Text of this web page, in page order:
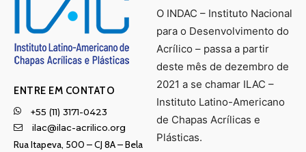
ENTRE EM CONTATO
+55 (11) 3171-0423
ilac@ilac-acrilico.org
Rua Itapeva, 500 – CJ 8A – Bela
O INDAC – Instituto Nacional
para o Desenvolvimento do
Acrílico – passa a partir
deste mês de dezembro de
2021 a se chamar ILAC –
Instituto Latino-Americano
de Chapas Acrílicas e
Plásticas.